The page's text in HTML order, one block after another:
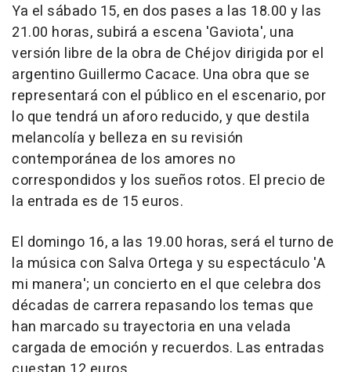
Ya el sábado 15, en dos pases a las 18.00 y las
21.00 horas, subirá a escena 'Gaviota', una
versión libre de la obra de Chéjov dirigida por el
argentino Guillermo Cacace. Una obra que se
representará con el público en el escenario, por
lo que tendrá un aforo reducido, y que destila
melancolía y belleza en su revisión
contemporánea de los amores no
correspondidos y los sueños rotos. El precio de
la entrada es de 15 euros.
El domingo 16, a las 19.00 horas, será el turno de
la música con Salva Ortega y su espectáculo 'A
mi manera'; un concierto en el que celebra dos
décadas de carrera repasando los temas que
han marcado su trayectoria en una velada
cargada de emoción y recuerdos. Las entradas